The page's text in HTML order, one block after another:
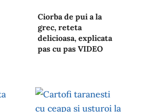
Ciorba de pui a la
grec, reteta
delicioasa, explicata
pas cu pas VIDEO